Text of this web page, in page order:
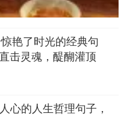
艳了时光的经典句
击灵魂，醍醐灌顶
心的人生哲理句子，